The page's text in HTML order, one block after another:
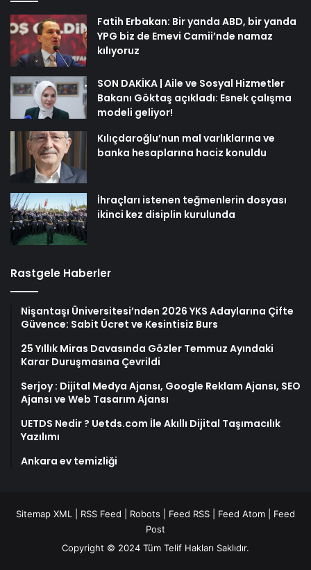
Fatih Erbakan: Bir yanda ABD, bir yanda
YPG biz de Emevi Camii’nde namaz
kılıyoruz
SON DAKİKA | Aile ve Sosyal Hizmetler
Bakanı Göktaş açıkladı: Esnek çalışma
modeli geliyor!
Kılıçdaroğlu’nun mal varlıklarına ve
banka hesaplarına haciz konuldu
İhraçları istenen teğmenlerin dosyası
ikinci kez disiplin kurulunda
Rastgele Haberler
Nişantaşı Üniversitesi’nden 2026 YKS Adaylarına Çifte
Güvence: Sabit Ücret ve Kesintisiz Burs
25 Yıllık Miras Davasında Gözler Temmuz Ayındaki
Karar Duruşmasına Çevrildi
Serjoy : Dijital Medya Ajansı, Google Reklam Ajansı, SEO
Ajansı ve Web Tasarım Ajansı
UETDS Nedir ? Uetds.com İle Akıllı Dijital Taşımacılık
Yazılımı
Ankara ev temizliği
Sitemap XML RSS Feed Robots Feed RSS Feed Atom
Feed
Post
Copyright © 2024 Tüm Telif Hakları Saklıdır.